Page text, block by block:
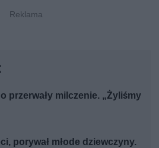
przerwały milczenie. „Żyliśmy
porywał młode dziewczyny.